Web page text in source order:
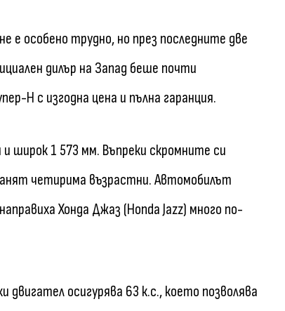
е особено трудно, но през последните две
дилър на Запад беше почти
Н с изгодна цена и пълна гаранция.
широк 1 573 мм. Въпреки скромните си
четирима възрастни. Автомобилът
Хонда Джаз (Honda Jazz) много по-
осигурява 63 к.с., което позволява